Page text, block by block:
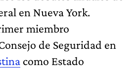
en Nueva York.
miembro
de Seguridad en
como Estado